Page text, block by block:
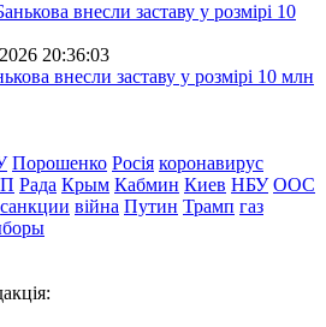
20:36:03
внесли заставу у розмірі 10 млн
Порошенко Росія коронавирус
Рада Крым Кабмин Киев НБУ ООС
санкции війна Путин Трамп газ